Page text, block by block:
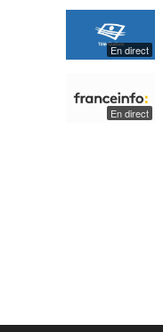
En direct
En direct